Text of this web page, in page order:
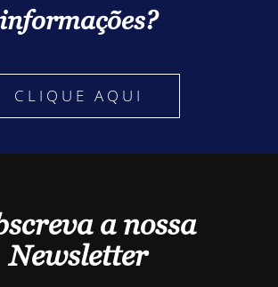
informações?
CLIQUE AQUI
a nossa
Newsletter